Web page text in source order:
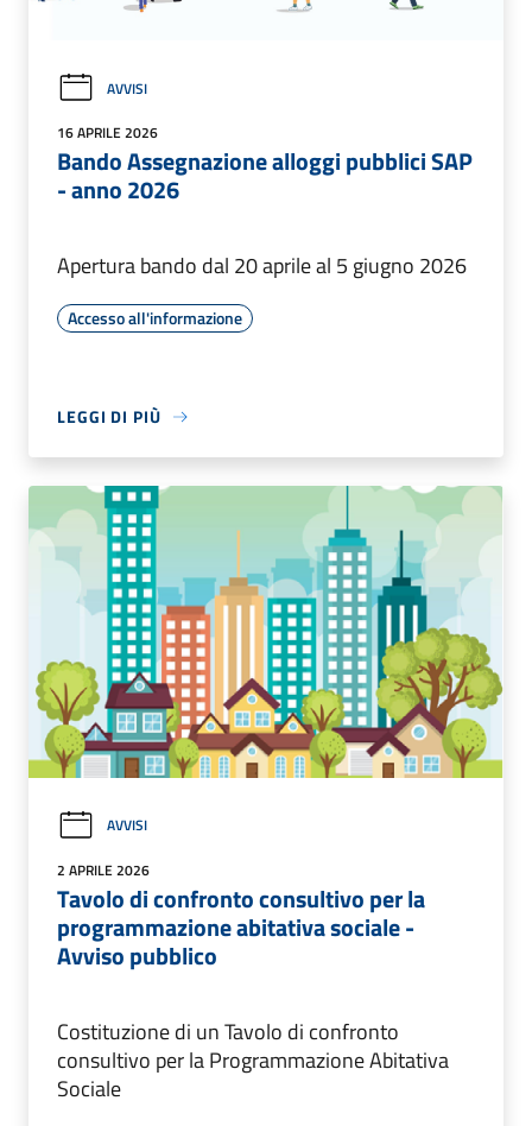
AVVISI
16 APRILE 2026
Bando Assegnazione alloggi pubblici SAP
- anno 2026
Apertura bando dal 20 aprile al 5 giugno 2026
Accesso all'informazione
LEGGI DI PIÙ
AVVISI
2 APRILE 2026
Tavolo di confronto consultivo per la
programmazione abitativa sociale -
Avviso pubblico
Costituzione di un Tavolo di confronto
consultivo per la Programmazione Abitativa
Sociale